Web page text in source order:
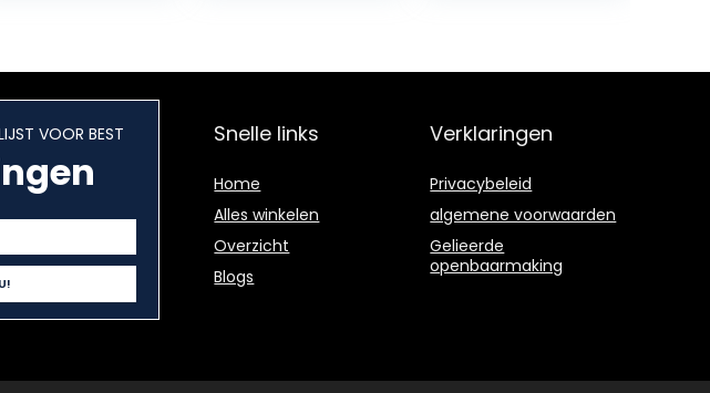
VOOR BEST Snelle links
Home
Alles winkelen
Overzicht
Blogs
Verklaringen
Privacybeleid
algemene voorwaarden
Gelieerde
openbaarmaking